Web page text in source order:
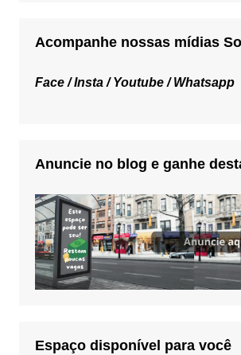
Acompanhe nossas mídias
Face /Insta /Youtube /Whatsapp
Anuncie no blog e ganhe
Espaço disponível para você